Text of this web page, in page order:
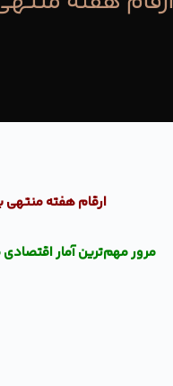
ارقام هفته منتهی به ۹ تیر
مرور مهم‌ترین آمار